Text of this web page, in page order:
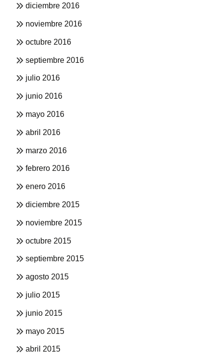
diciembre 2016
noviembre 2016
octubre 2016
septiembre 2016
julio 2016
junio 2016
mayo 2016
abril 2016
marzo 2016
febrero 2016
enero 2016
diciembre 2015
noviembre 2015
octubre 2015
septiembre 2015
agosto 2015
julio 2015
junio 2015
mayo 2015
abril 2015